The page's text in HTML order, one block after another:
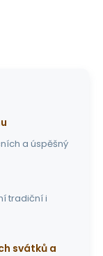
a úspěšný
tradiční i
svátků a